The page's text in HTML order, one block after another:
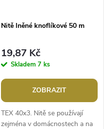
Nitě lněné knoflíkové 50 m
19,87 Kč
Skladem 7 ks
ZOBRAZIT
TEX 40x3. Nitě se používají
zejména v domácnostech a na